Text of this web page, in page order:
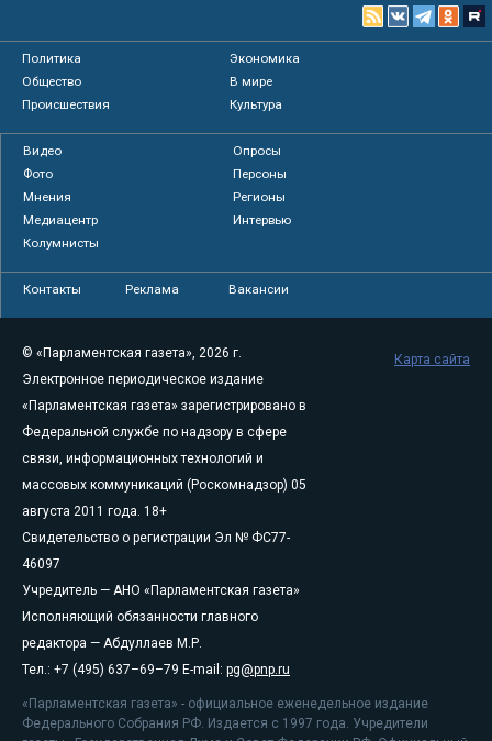
Политика
Экономика
Общество
В мире
Происшествия
Культура
Видео
Опросы
Фото
Персоны
Мнения
Регионы
Медиацентр
Интервью
Колумнисты
Контакты Реклама Вакансии
© «Парламентская газета», 2026 г.
Электронное периодическое издание
«Парламентская газета» зарегистрировано в
Федеральной службе по надзору в сфере
связи, информационных технологий и
массовых коммуникаций (Роскомнадзор) 05
августа 2011 года. 18+
Свидетельство о регистрации Эл № ФС77-
46097
Учредитель — АНО «Парламентская газета»
Исполняющий обязанности главного
редактора — Абдуллаев М.Р.
Тел.: +7 (495) 637–69–79 E-mail: pg@pnp.ru
«Парламентская газета» - официальное еженедельное издание
Федерального Собрания РФ. Издается с 1997 года. Учредители
Карта сайта